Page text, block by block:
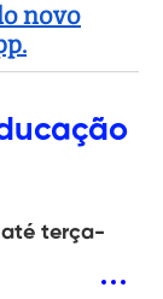
novo
até terça-